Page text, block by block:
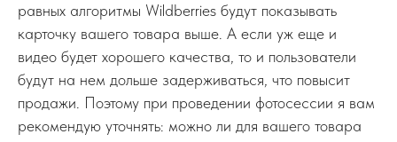
равных алгоритмы Wildberries будут показывать
карточку вашего товара выше. А если уж еще и
видео будет хорошего качества, то и пользователи
будут на нем дольше задерживаться, что повысит
продажи. Поэтому при проведении фотосессии я вам
рекомендую уточнять: можно ли для вашего товара